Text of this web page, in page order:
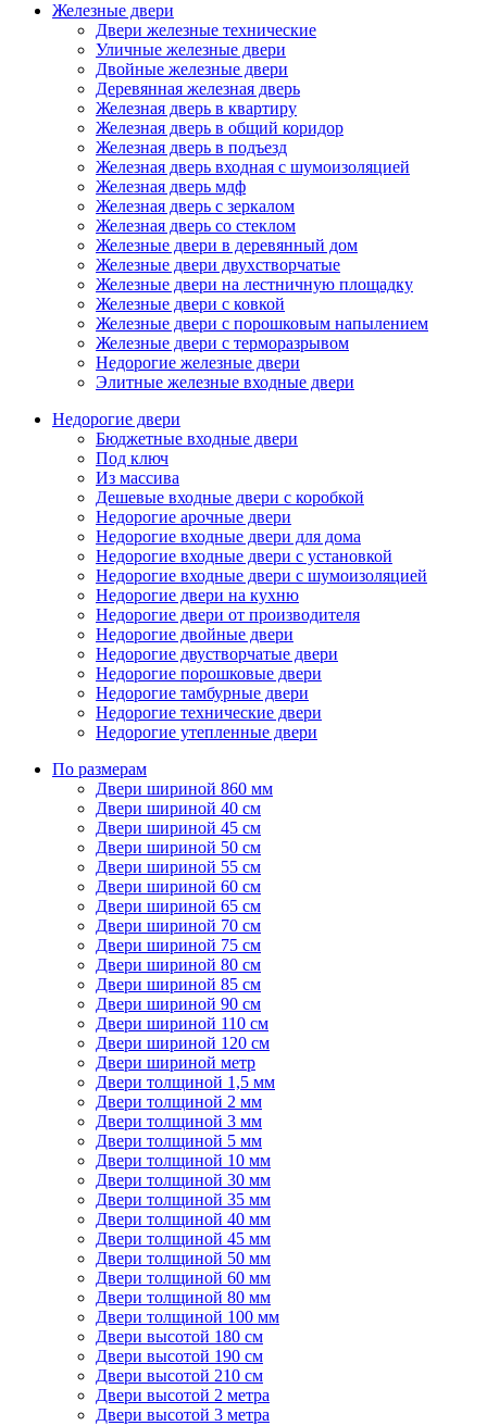
Железные двери
Двери железные технические
Уличные железные двери
Двойные железные двери
Деревянная железная дверь
Железная дверь в квартиру
Железная дверь в общий коридор
Железная дверь в подъезд
Железная дверь входная с шумоизоляцией
Железная дверь мдф
Железная дверь с зеркалом
Железная дверь со стеклом
Железные двери в деревянный дом
Железные двери двухстворчатые
Железные двери на лестничную площадку
Железные двери с ковкой
Железные двери с порошковым напылением
Железные двери с терморазрывом
Недорогие железные двери
Элитные железные входные двери
Недорогие двери
Бюджетные входные двери
Под ключ
Из массива
Дешевые входные двери с коробкой
Недорогие арочные двери
Недорогие входные двери для дома
Недорогие входные двери с установкой
Недорогие входные двери с шумоизоляцией
Недорогие двери на кухню
Недорогие двери от производителя
Недорогие двойные двери
Недорогие двустворчатые двери
Недорогие порошковые двери
Недорогие тамбурные двери
Недорогие технические двери
Недорогие утепленные двери
По размерам
Двери шириной 860 мм
Двери шириной 40 см
Двери шириной 45 см
Двери шириной 50 см
Двери шириной 55 см
Двери шириной 60 см
Двери шириной 65 см
Двери шириной 70 см
Двери шириной 75 см
Двери шириной 80 см
Двери шириной 85 см
Двери шириной 90 см
Двери шириной 110 см
Двери шириной 120 см
Двери шириной метр
Двери толщиной 1,5 мм
Двери толщиной 2 мм
Двери толщиной 3 мм
Двери толщиной 5 мм
Двери толщиной 10 мм
Двери толщиной 30 мм
Двери толщиной 35 мм
Двери толщиной 40 мм
Двери толщиной 45 мм
Двери толщиной 50 мм
Двери толщиной 60 мм
Двери толщиной 80 мм
Двери толщиной 100 мм
Двери высотой 180 см
Двери высотой 190 см
Двери высотой 210 см
Двери высотой 2 метра
Двери высотой 3 метра